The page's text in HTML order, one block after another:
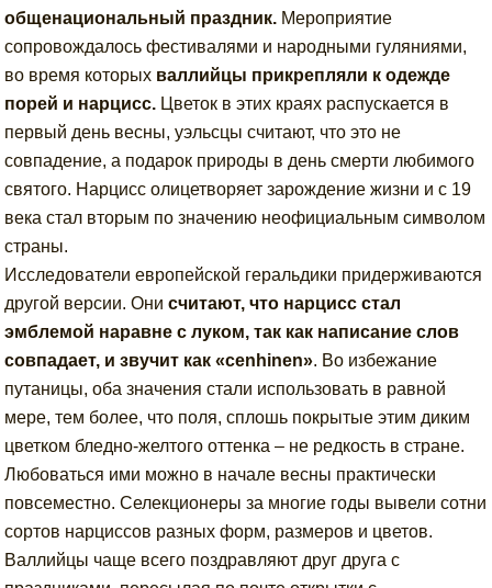
общенациональный праздник. Мероприятие
сопровождалось фестивалями и народными гуляниями,
во время которых валлийцы прикрепляли к одежде
порей и нарцисс. Цветок в этих краях распускается в
первый день весны, уэльсцы считают, что это не
совпадение, а подарок природы в день смерти любимого
святого. Нарцисс олицетворяет зарождение жизни и с 19
века стал вторым по значению неофициальным символом
страны.
Исследователи европейской геральдики придерживаются
другой версии. Онисчитают, что нарцисс стал
эмблемой наравне с луком, так как написание слов
совпадает, и звучит как «cenhinen». Во избежание
путаницы, оба значения стали использовать в равной
мере, тем более, что поля, сплошь покрытые этим диким
цветком бледно-желтого оттенка – не редкость в стране.
Любоваться ими можно в начале весны практически
повсеместно. Селекционеры за многие годы вывели сотни
сортов нарциссов разных форм, размеров и цветов.
Валлийцы чаще всего поздравляют друг друга с